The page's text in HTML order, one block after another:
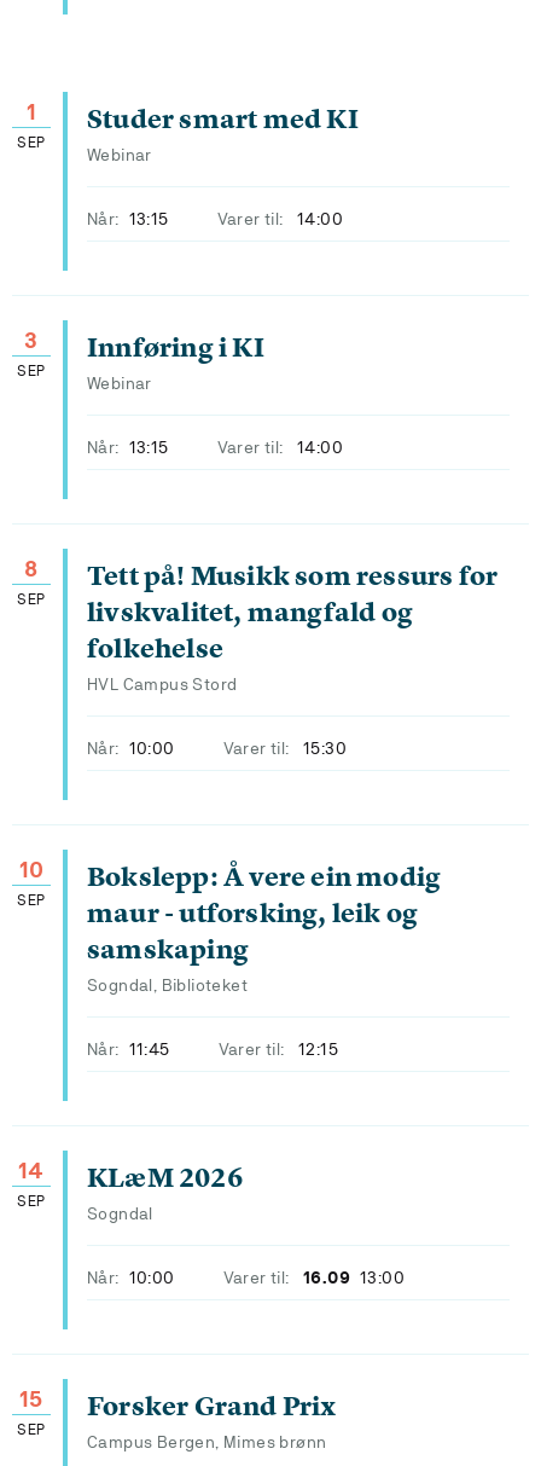
1
SEP
Studer smart med KI
Webinar
Når: 13:15 Varer til: 14:00
3
SEP
Innføring i KI
Webinar
Når: 13:15 Varer til: 14:00
8
SEP
Tett på! Musikk som ressurs for
livskvalitet, mangfald og
folkehelse
HVL Campus Stord
Når: 10:00 Varer til: 15:30
10
SEP
Bokslepp: Å vere ein modig
maur - utforsking, leik og
samskaping
Sogndal, Biblioteket
Når: 11:45 Varer til: 12:15
14
SEP
KLæM 2026
Sogndal
Når: 10:00 Varer til: 16.09 13:00
15
SEP
Forsker Grand Prix
Campus Bergen, Mimes brønn